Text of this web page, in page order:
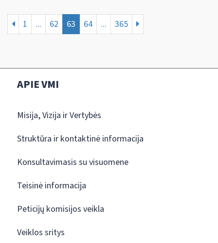
1 ... 62 63 64 ... 365
APIE VMI
Misija, Vizija ir Vertybės
Struktūra ir kontaktinė informacija
Konsultavimasis su visuomene
Teisinė informacija
Peticijų komisijos veikla
Veiklos sritys